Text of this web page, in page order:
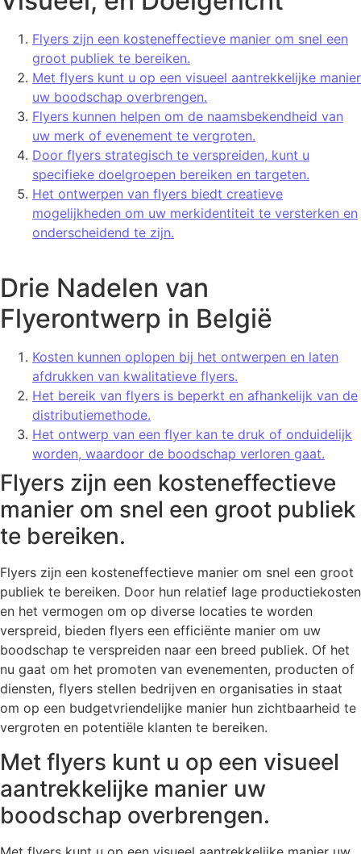
Flyers zijn een kosteneffectieve manier om snel een
groot publiek te bereiken.
Met flyers kunt u op een visueel aantrekkelijke manier
uw boodschap overbrengen.
Flyers kunnen helpen om de naamsbekendheid van
uw merk of evenement te vergroten.
Door flyers strategisch te verspreiden, kunt u
specifieke doelgroepen bereiken en targeten.
Het ontwerpen van flyers biedt creatieve
mogelijkheden om uw merkidentiteit te versterken en
onderscheidend te zijn.
Drie Nadelen van
Flyerontwerp in België
Kosten kunnen oplopen bij het ontwerpen en laten
afdrukken van kwalitatieve flyers.
Het bereik van flyers is beperkt en afhankelijk van de
distributiemethode.
Het ontwerp van een flyer kan te druk of onduidelijk
worden, waardoor de boodschap verloren gaat.
Flyers zijn een kosteneffectieve
manier om snel een groot publiek
te bereiken.
Flyers zijn een kosteneffectieve manier om snel een groot
publiek te bereiken. Door hun relatief lage productiekosten
en het vermogen om op diverse locaties te worden
verspreid, bieden flyers een efficiënte manier om uw
boodschap te verspreiden naar een breed publiek. Of het
nu gaat om het promoten van evenementen, producten of
diensten, flyers stellen bedrijven en organisaties in staat
om op een budgetvriendelijke manier hun zichtbaarheid te
vergroten en potentiële klanten te bereiken.
Met flyers kunt u op een visueel
aantrekkelijke manier uw
boodschap overbrengen.